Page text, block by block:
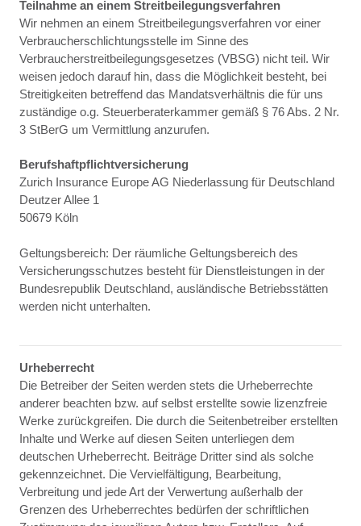
Teilnahme an einem Streitbeilegungsverfahren
Wir nehmen an einem Streitbeilegungsverfahren vor einer
Verbraucherschlichtungsstelle im Sinne des
Verbraucherstreitbeilegungsgesetzes (VBSG) nicht teil. Wir
weisen jedoch darauf hin, dass die Möglichkeit besteht, bei
Streitigkeiten betreffend das Mandatsverhältnis die für uns
zuständige o.g. Steuerberaterkammer gemäß § 76 Abs. 2 Nr.
3 StBerG um Vermittlung anzurufen.
Berufshaftpflichtversicherung
Zurich Insurance Europe AG Niederlassung für Deutschland
Deutzer Allee 1
50679 Köln
Geltungsbereich: Der räumliche Geltungsbereich des
Versicherungsschutzes besteht für Dienstleistungen in der
Bundesrepublik Deutschland, ausländische Betriebsstätten
werden nicht unterhalten.
Urheberrecht
Die Betreiber der Seiten werden stets die Urheberrechte
anderer beachten bzw. auf selbst erstellte sowie lizenzfreie
Werke zurückgreifen. Die durch die Seitenbetreiber erstellten
Inhalte und Werke auf diesen Seiten unterliegen dem
deutschen Urheberrecht. Beiträge Dritter sind als solche
gekennzeichnet. Die Vervielfältigung, Bearbeitung,
Verbreitung und jede Art der Verwertung außerhalb der
Grenzen des Urheberrechtes bedürfen der schriftlichen